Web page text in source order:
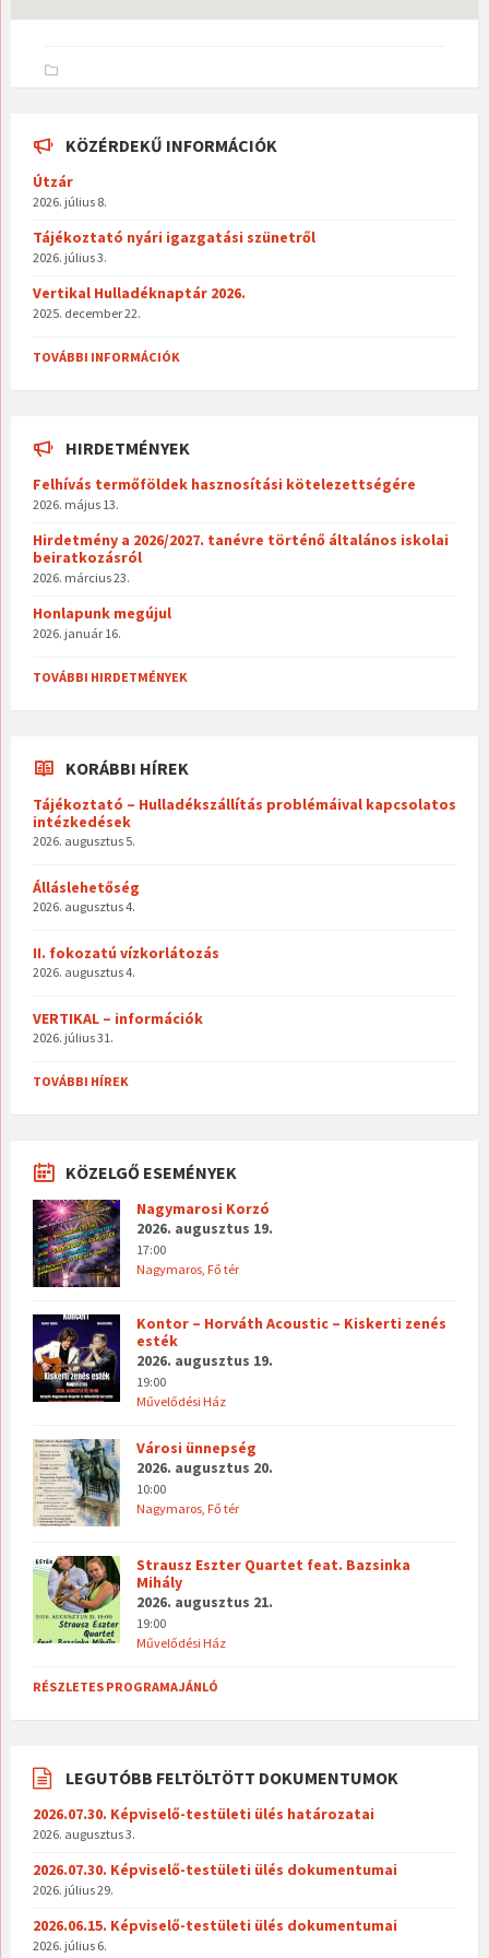
KÖZÉRDEKŰ INFORMÁCIÓK
Útzár
2026. július 8.
Tájékoztató nyári igazgatási szünetről
2026. július 3.
Vertikal Hulladéknaptár 2026.
2025. december 22.
TOVÁBBI INFORMÁCIÓK
HIRDETMÉNYEK
Felhívás termőföldek hasznosítási kötelezettségére
2026. május 13.
Hirdetmény a 2026/2027. tanévre történő általános iskolai
beiratkozásról
2026. március 23.
Honlapunk megújul
2026. január 16.
TOVÁBBI HIRDETMÉNYEK
KORÁBBI HÍREK
Tájékoztató – Hulladékszállítás problémáival kapcsolatos
intézkedések
2026. augusztus 5.
Álláslehetőség
2026. augusztus 4.
II. fokozatú vízkorlátozás
2026. augusztus 4.
VERTIKAL – információk
2026. július 31.
TOVÁBBI HÍREK
KÖZELGŐ ESEMÉNYEK
Nagymarosi Korzó
2026. augusztus 19.
17:00
Nagymaros, Fő tér
Kontor – Horváth Acoustic – Kiskerti zenés
esték
2026. augusztus 19.
19:00
Művelődési Ház
Városi ünnepség
2026. augusztus 20.
10:00
Nagymaros, Fő tér
Strausz Eszter Quartet feat. Bazsinka
Mihály
2026. augusztus 21.
19:00
Művelődési Ház
RÉSZLETES PROGRAMAJÁNLÓ
LEGUTÓBB FELTÖLTÖTT DOKUMENTUMOK
2026.07.30. Képviselő-testületi ülés határozatai
2026. augusztus 3.
2026.07.30. Képviselő-testületi ülés dokumentumai
2026. július 29.
2026.06.15. Képviselő-testületi ülés dokumentumai
2026. július 6.